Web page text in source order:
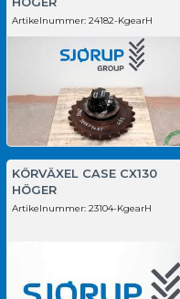
Artikelnummer: 24182-KgearH
KÖRVÄXEL CASE CX130
HÖGER
Artikelnummer: 23104-KgearH